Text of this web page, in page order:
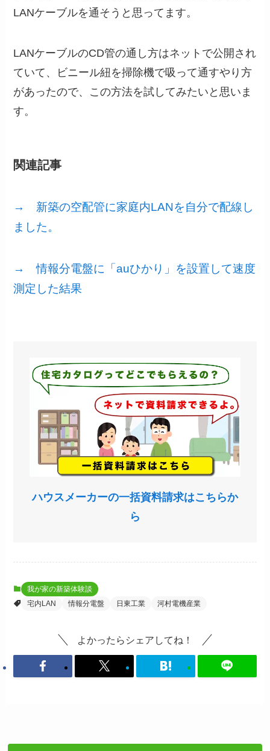
LANケーブルを通そうと思ってます。
LANケーブルのCD管の通し方はネットで公開され
ていて、ビニール紐を掃除機で吸って通すやり方
があったので、この方法を試してみたいと思いま
す。
関連記事
→ 新築の空配管に家庭内LANを自分で配線し
ました。
→ 情報分電盤に「auひかり」を設置して速度
測定した結果
ハウスメーカーの一括資料請求はこちらか
ら
我が家の新築体験談
宅内LAN
情報分電盤 日東工業 河村電機産業
よかったらシェアしてね！